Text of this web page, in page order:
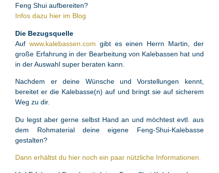
Feng Shui aufbereiten?
Infos dazu hier im Blog
Die Bezugsquelle
Aufwww.kalebassen.com gibt es einen Herrn Martin, der
große Erfahrung in der Bearbeitung von Kalebassen hat und
in der Auswahl super beraten kann.
Nachdem er deine Wünsche und Vorstellungen kennt,
bereitet er die Kalebasse(n) auf und bringt sie auf sicherem
Weg zu dir.
Du legst aber gerne selbst Hand an und möchtest evtl. aus
dem Rohmaterial deine eigene Feng-Shui-Kalebasse
gestalten?
Dann erhältst du hier noch ein paar nützliche Informationen.